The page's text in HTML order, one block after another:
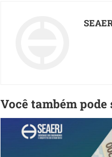
Você também